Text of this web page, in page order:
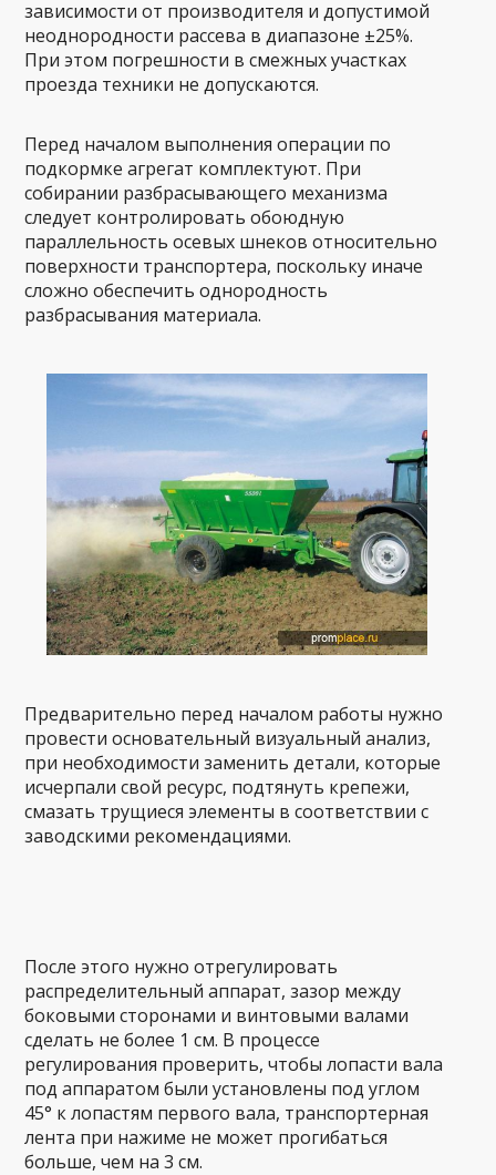
зависимости от производителя и допустимой
неоднородности рассева в диапазоне ±25%.
При этом погрешности в смежных участках
проезда техники не допускаются.
Перед началом выполнения операции по
подкормке агрегат комплектуют. При
собирании разбрасывающего механизма
следует контролировать обоюдную
параллельность осевых шнеков относительно
поверхности транспортера, поскольку иначе
сложно обеспечить однородность
разбрасывания материала.
Предварительно перед началом работы нужно
провести основательный визуальный анализ,
при необходимости заменить детали, которые
исчерпали свой ресурс, подтянуть крепежи,
смазать трущиеся элементы в соответствии с
заводскими рекомендациями.
После этого нужно отрегулировать
распределительный аппарат, зазор между
боковыми сторонами и винтовыми валами
сделать не более 1 см. В процессе
регулирования проверить, чтобы лопасти вала
под аппаратом были установлены под углом
45° к лопастям первого вала, транспортерная
лента при нажиме не может прогибаться
больше, чем на 3 см.